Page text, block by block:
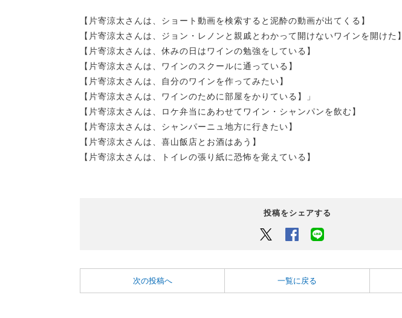
【片寄涼太さんは、ショート動画を検索すると泥酔の動画が出てくる】
【片寄涼太さんは、ジョン・レノンと親戚とわかって開けないワインを開けた】
【片寄涼太さんは、休みの日はワインの勉強をしている】
【片寄涼太さんは、ワインのスクールに通っている】
【片寄涼太さんは、自分のワインを作ってみたい】
【片寄涼太さんは、ワインのために部屋をかりている】」
【片寄涼太さんは、ロケ弁当にあわせてワイン・シャンパンを飲む】
【片寄涼太さんは、シャンパーニュ地方に行きたい】
【片寄涼太さんは、喜山飯店とお酒はあう】
【片寄涼太さんは、トイレの張り紙に恐怖を覚えている】
投稿をシェアする
Twitter Facebook
次の投稿へ 一覧に戻る